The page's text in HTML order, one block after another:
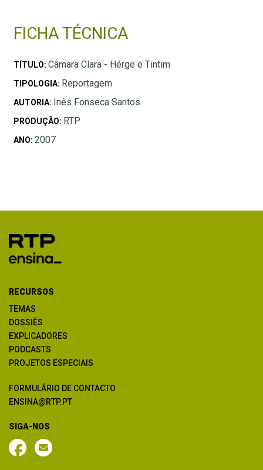
FICHA TÉCNICA
TÍTULO: Câmara Clara - Hérge e Tintim
TIPOLOGIA: Reportagem
AUTORIA: Inês Fonseca Santos
PRODUÇÃO: RTP
ANO: 2007
RECURSOS
TEMAS
DOSSIÊS
EXPLICADORES
PODCASTS
PROJETOS ESPECIAIS
FORMULÁRIO DE CONTACTO
ENSINA@RTP.PT
SIGA-NOS